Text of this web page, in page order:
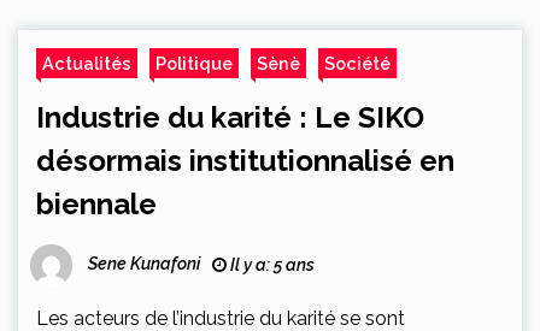
Actualités Politique Sènè Société
Industrie du karité : Le SIKO
désormais institutionnalisé en
biennale
Sene Kunafoni Il y a: 5 ans
Les acteurs de l’industrie du karité se sont